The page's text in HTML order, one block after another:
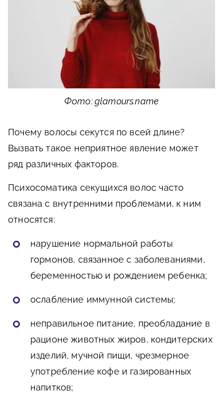
Фото: glamours.name
Почему волосы секутся по всей длине?
Вызвать такое неприятное явление может
ряд различных факторов.
Психосоматика секущихся волос часто
связана с внутренними проблемами, к ним
относятся:
нарушение нормальной работы
гормонов, связанное с заболеваниями,
беременностью и рождением ребенка;
ослабление иммунной системы;
неправильное питание, преобладание в
рационе животных жиров, кондитерских
изделий, мучной пищи, чрезмерное
употребление кофе и газированных
напитков;